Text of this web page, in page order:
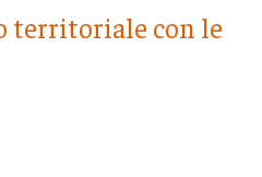
territoriale con le